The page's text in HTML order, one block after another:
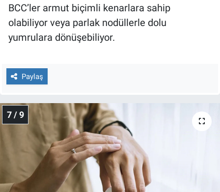
BCC’ler armut biçimli kenarlara sahip
olabiliyor veya parlak nodüllerle dolu
yumrulara dönüşebiliyor.
Paylaş
7 / 9